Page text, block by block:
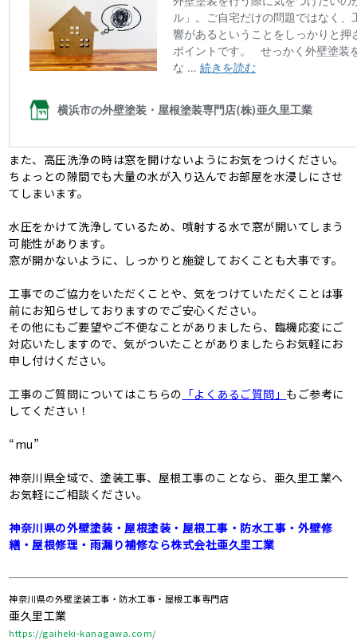
また、高圧洗浄の時は窓を開けないようにお気をつけください。
ちょっとの隙間でも大量の水が入り込んでお部屋を水浸しにさせ
てしまいます。
水圧をかけて洗浄しているため、噴射する水で窓が開いてしまう
可能性があります。
窓が開かないように、しっかりと施錠しておくことも大事です。
工事でのご協力をいただくことや、気をつけていただくことは事
前にお知らせしておりますのでご安心ください。
その他にもご要望やご不便なことがありましたら、臨機応変にご
対応いたしますので、気がついたことがありましたらお気軽にお
申し付けください。
工事のご質問についてはこちらの 「よくあるご質問」 もご参考に
してください！
“mu”
神奈川県全域で、塗装工事、屋根工事のことなら、亜久里工業へ
お気軽にご相談ください。
神奈川県の外壁塗装・屋根塗装・屋根工事・防水工事・外壁修
繕・屋根修理・⾬漏り補修なら株式会社亜久里工業
神奈川県の外壁塗装工事・防水工事・屋根工事専門店
亜久里工業
https://gaiheki-kanagawa.com/